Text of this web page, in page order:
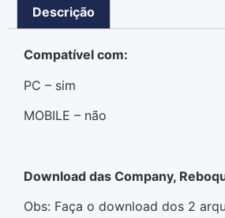
Descrição
Compatível com:
PC – sim
MOBILE – não
Download das Company,
Obs: Faça o download dos 2